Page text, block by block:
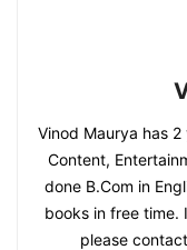
Vinod Maurya has
Content,
done B.Com in
books in free time.
please